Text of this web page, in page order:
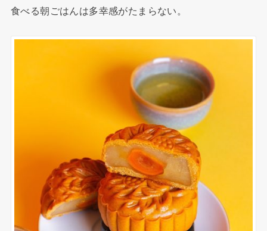
食べる朝ごはんは多幸感がたまらない。